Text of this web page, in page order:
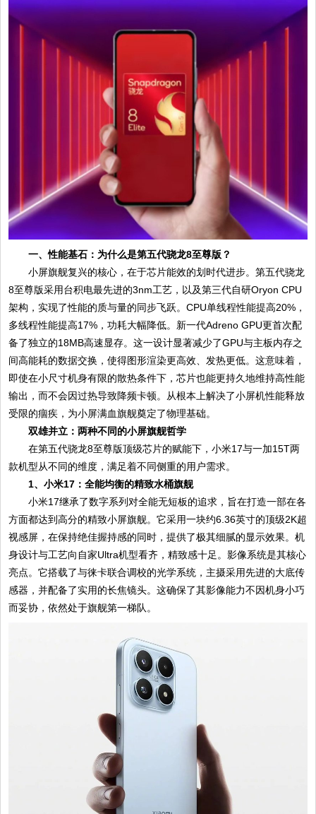
一、性能基石：为什么是第五代骁龙8至尊版？
小屏旗舰复兴的核心，在于芯片能效的划时代进步。第五代骁龙
8至尊版采用台积电最先进的3nm工艺，以及第三代自研Oryon CPU
架构，实现了性能的质与量的同步飞跃。CPU单线程性能提高20%，
多线程性能提高17%，功耗大幅降低。新一代Adreno GPU更首次配
备了独立的18MB高速显存。这一设计显著减少了GPU与主板内存之
间高能耗的数据交换，使得图形渲染更高效、发热更低。这意味着，
即使在小尺寸机身有限的散热条件下，芯片也能更持久地维持高性能
输出，而不会因过热导致降频卡顿。从根本上解决了小屏机性能释放
受限的痼疾，为小屏满血旗舰奠定了物理基础。
双雄并立：两种不同的小屏旗舰哲学
在第五代骁龙8至尊版顶级芯片的赋能下，小米17与一加15T两
款机型从不同的维度，满足着不同侧重的用户需求。
1、小米17：全能均衡的精致水桶旗舰
小米17继承了数字系列对全能无短板的追求，旨在打造一部在各
方面都达到高分的精致小屏旗舰。它采用一块约6.36英寸的顶级2K超
视感屏，在保持绝佳握持感的同时，提供了极其细腻的显示效果。机
身设计与工艺向自家Ultra机型看齐，精致感十足。影像系统是其核心
亮点。它搭载了与徕卡联合调校的光学系统，主摄采用先进的大底传
感器，并配备了实用的长焦镜头。这确保了其影像能力不因机身小巧
而妥协，依然处于旗舰第一梯队。